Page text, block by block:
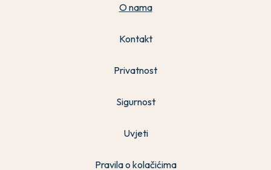
O nama
Kontakt
Privatnost
Sigurnost
Uvjeti
Pravila o kolačićima